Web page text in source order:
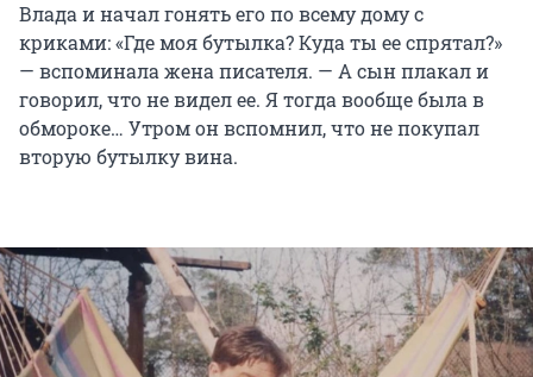
Влада и начал гонять его по всему дому с
криками: «Где моя бутылка? Куда ты ее спрятал?»
— вспоминала жена писателя. — А сын плакал и
говорил, что не видел ее. Я тогда вообще была в
обмороке… Утром он вспомнил, что не покупал
вторую бутылку вина.